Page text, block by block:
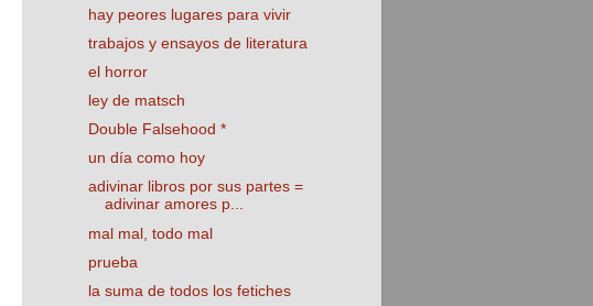
hay peores lugares para vivir
trabajos y ensayos de literatura
el horror
ley de matsch
Double Falsehood *
un día como hoy
adivinar libros por sus partes =
adivinar amores p...
mal mal, todo mal
prueba
la suma de todos los fetiches